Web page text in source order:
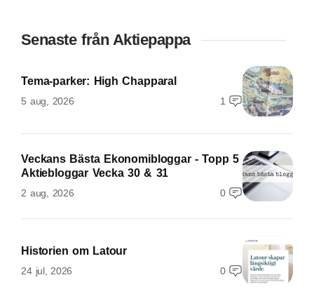
Senaste från Aktiepappa
Tema-parker: High Chapparal
5 aug, 2026 1
Veckans Bästa Ekonomibloggar - Topp 5
Aktiebloggar Vecka 30 & 31
2 aug, 2026 0
Historien om Latour
24 jul, 2026 0